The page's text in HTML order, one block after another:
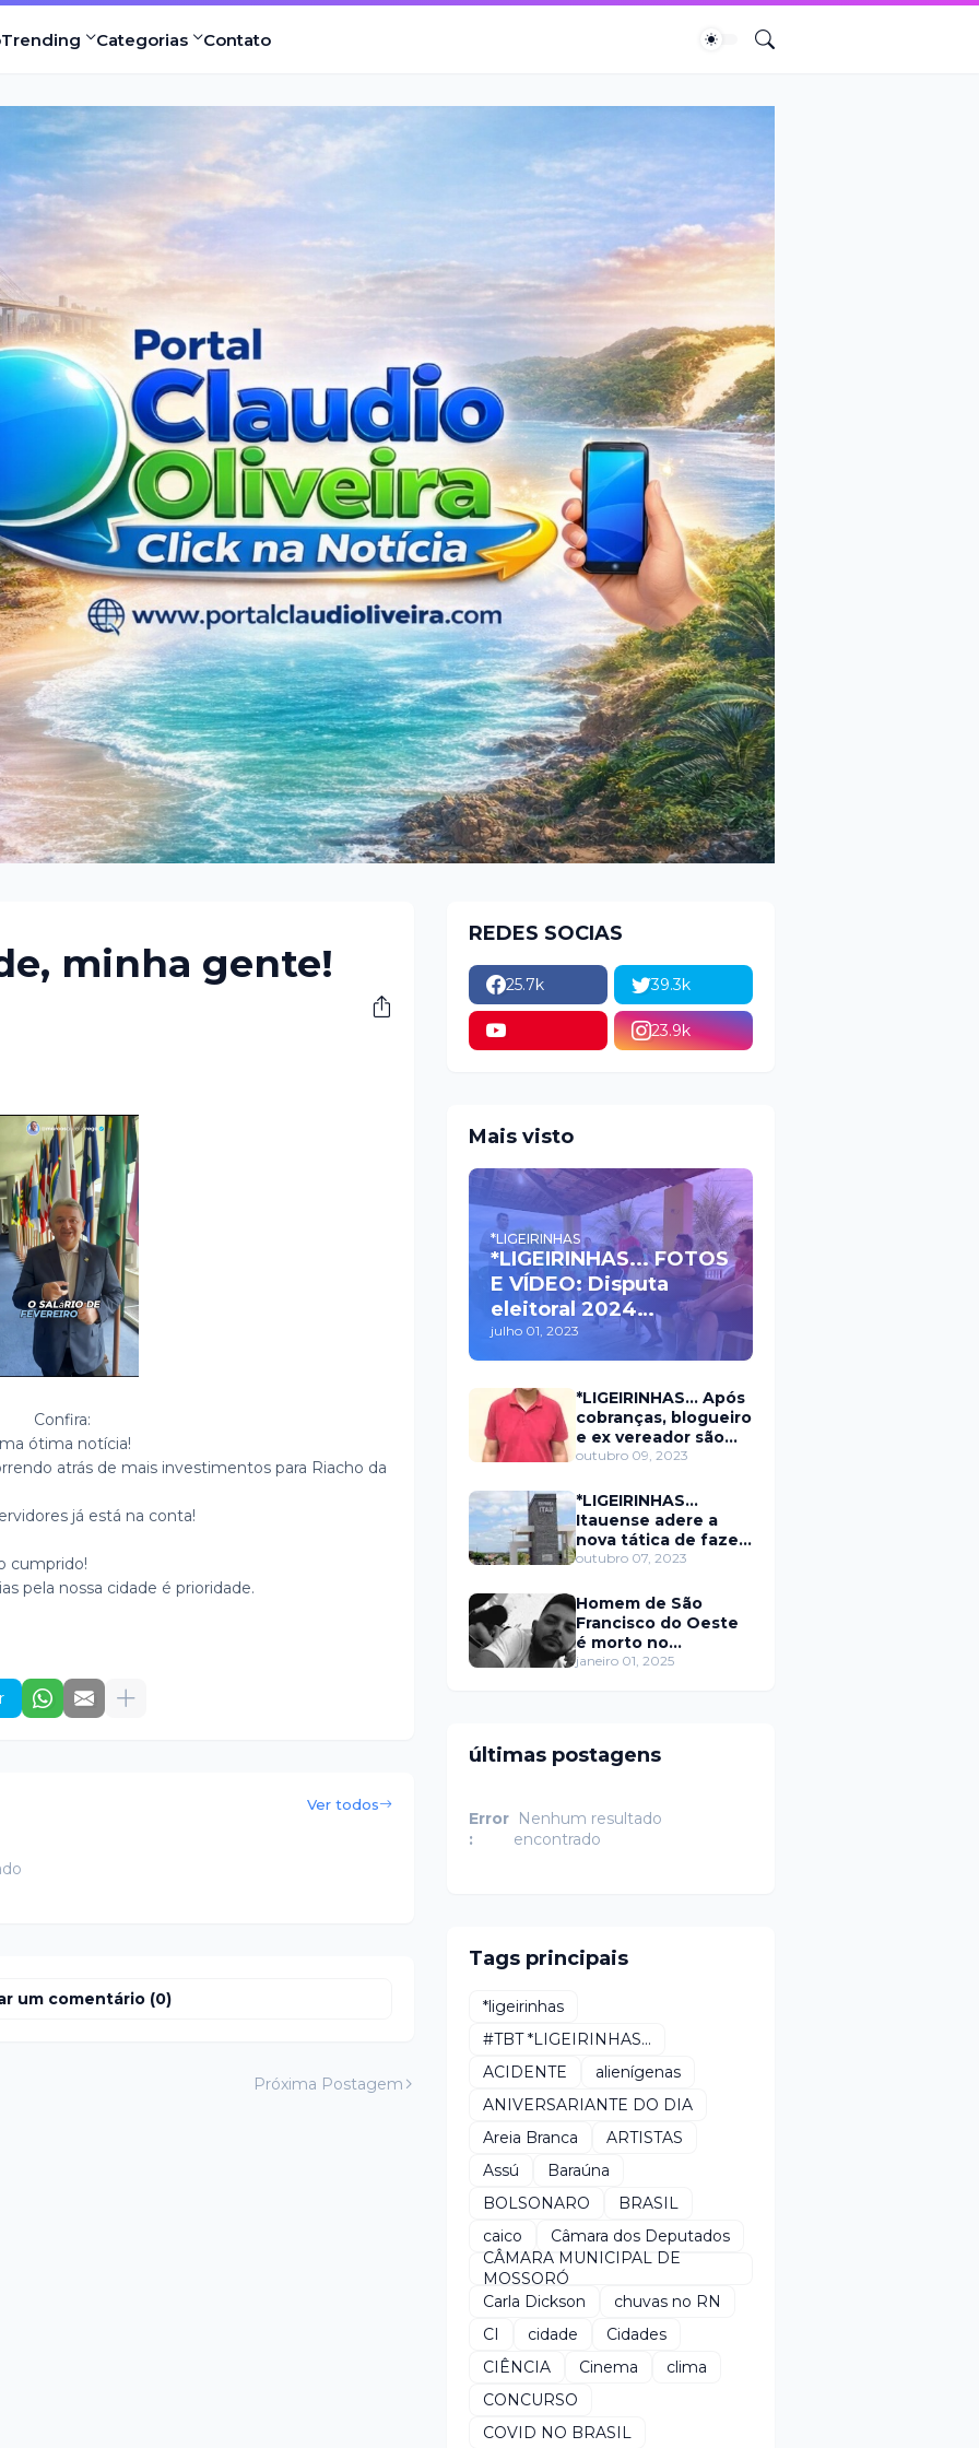
Trending Categorias Contato
minha gente!
Confira:
ótima notícia!
atrás de mais investimentos para Riacho da
já está na conta!
cumprido!
pela nossa cidade é prioridade.
Ver todos
um comentário (0)
Próxima Postagem
REDES SOCIAS
25.7k 39.3k
23.9k
Mais visto
*LIGEIRINHAS
*LIGEIRINHAS... FOTOS
E VÍDEO: Disputa
eleitoral 2024
movimenta políticos
da oposição em Itaú na
escolha do candidato
a prefeito
julho 01, 2023
*LIGEIRINHAS... Após
cobranças, blogueiro
e ex vereador são
xingados pelo
prefeitura de Itaú
outubro 09, 2023
*LIGEIRINHAS...
Itauense adere a
nova tática de fazer
exame através de
outubro 07, 2023
Homem de São
Francisco do Oeste
é morto no
município de
janeiro 01, 2025
últimas postagens
Error
:
Nenhum resultado
encontrado
Tags principais
*ligeirinhas
#TBT *LIGEIRINHAS...
ACIDENTE
alienígenas
ANIVERSARIANTE DO DIA
Areia Branca
ARTISTAS
Assú
Baraúna
BOLSONARO
BRASIL
caico
Câmara dos Deputados
CÂMARA MUNICIPAL DE
MOSSORÓ
Carla Dickson
chuvas no RN
CI
cidade
Cidades
CIÊNCIA
Cinema
clima
CONCURSO
COVID NO BRASIL